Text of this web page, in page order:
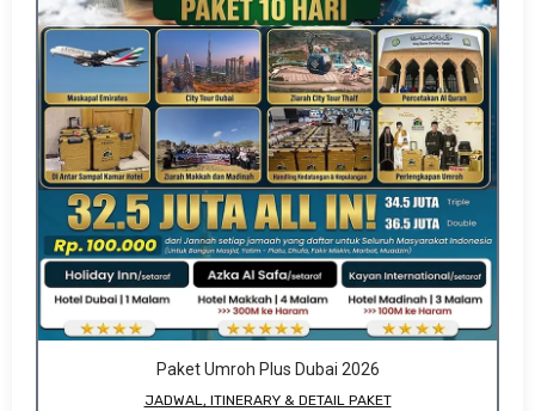
Paket Umroh Plus Dubai 2026
JADWAL, ITINERARY & DETAIL PAKET